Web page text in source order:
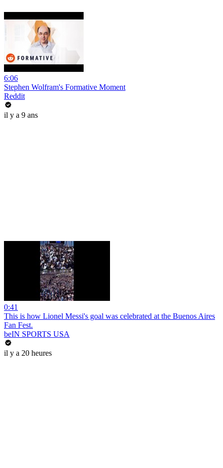
6:06
Stephen Wolfram's Formative Moment
Reddit
il y a 9 ans
0:41
This is how Lionel Messi's goal was celebrated at the Buenos Aires
Fan Fest.
beIN SPORTS USA
il y a 20 heures